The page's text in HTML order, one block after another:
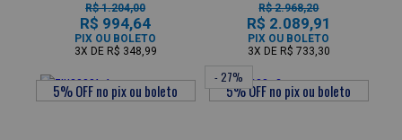
R$ 1.204,00
R$ 994,64
PIX OU BOLETO
3X DE R$ 348,99
R$ 2.968,20
R$ 2.089,91
PIX OU BOLETO
3X DE R$ 733,30
- 27%